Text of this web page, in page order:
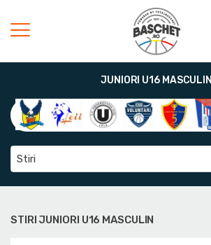
JUNIORI U16 MASCULIN
Stiri
STIRI JUNIORI U16 MASCULIN